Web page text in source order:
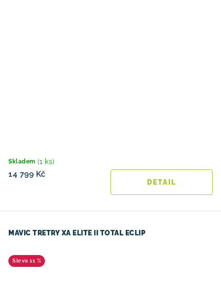
Skladem (1 ks)
14 799 Kč
MAVIC TRETRY XA ELITE II TOTAL ECLIP
11 %